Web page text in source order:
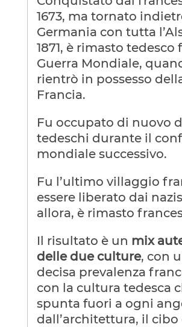
1673, ma tornato
Germania con tutta
1871, è rimasto tedesco
Guerra Mondiale,
rientrò in possesso
Francia.
Fu occupato di nuovo
tedeschi durante il
mondiale successivo.
Fu l’ultimo villaggio
essere liberato dai
allora, è rimasto
Il risultato è un mix
delle due culture, con
decisa prevalenza
con la cultura tedesca
spunta fuori a ogni
dall’architettura, il cibo